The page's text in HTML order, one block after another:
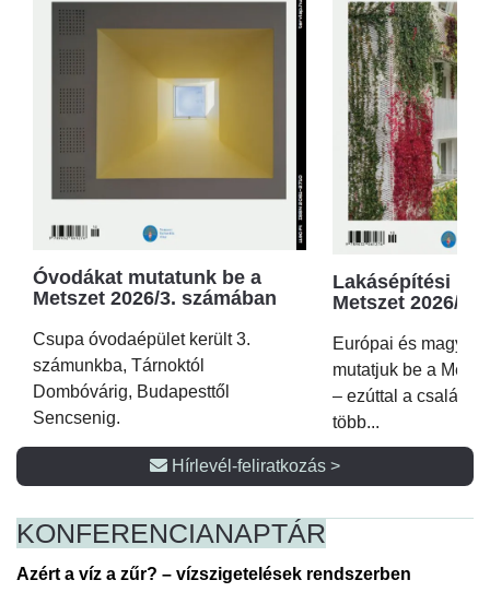
Óvodákat mutatunk be a
Metszet 2026/3. számában
Csupa óvodaépület került 3.
számunkba, Tárnoktól
Dombóvárig, Budapesttől
Sencsenig.
Lakásépítési
Metszet 2026/2.
Európai és magyar
mutatjuk be a
– ezúttal a családi
több...
Hírlevél-feliratkozás >
KONFERENCIANAPTÁR
Azért a víz a zűr? – vízszigetelések rendszerben